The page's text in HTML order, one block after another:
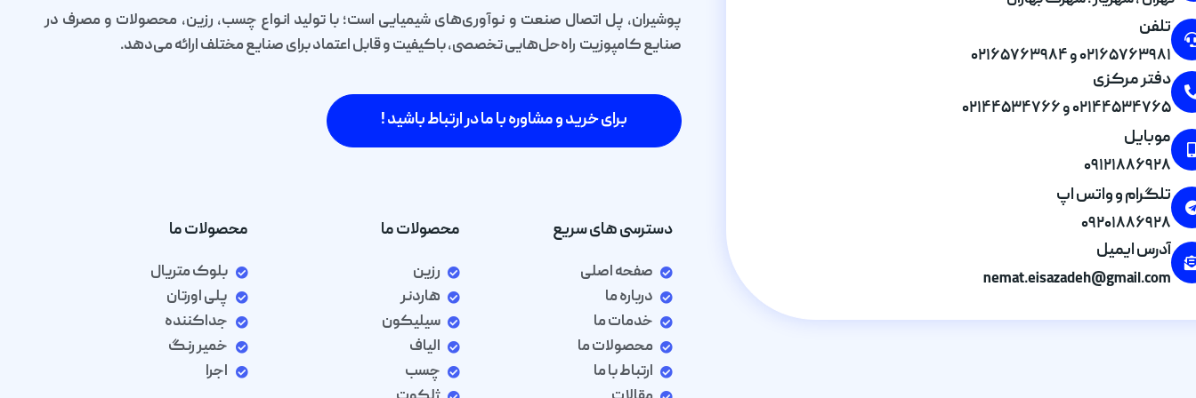
تلفن
۰۲۱۶۵۷۶۳۹۸۱ و ۰۲۱۶۵۷۶۳۹۸۴
دفتر مرکزی
۰۲۱۴۴۵۳۴۷۶۵ و ۰۲۱۴۴۵۳۴۷۶۶
موبایل
۰۹۱۲۱۸۸۶۹۲۸
تلگرام و واتس اپ
۰۹۲۰۱۸۸۶۹۲۸
آدرس ایمیل
nemat.eisazadeh@gmail.com
پوشیران، پل اتصال صنعت و نوآوری‌های شیمیایی است؛ با تولید انواع چسب، رزین، محصولات و مصرف در
صنایع کامپوزیت راه‌حل‌هایی تخصصی، باکیفیت و قابل اعتماد برای صنایع مختلف ارائه می‌دهد.
برای خرید و مشاوره با ما در ارتباط باشید !
دسترسی های سریع
صفحه اصلی
درباره ما
خدمات ما
محصولات ما
ارتباط با ما
محصولات ما
رزین
هاردنر
سیلیکون
الیاف
چسب
محصولات ما
بلوک متریال
پلی اورتان
جداکننده
خمیر رنگ
اجرا